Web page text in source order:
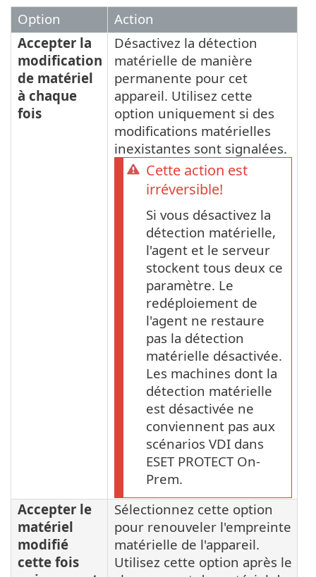
Option
Action
Accepter la
modification
de matériel
à chaque
fois
Désactivez la détection
matérielle de manière
permanente pour cet
appareil. Utilisez cette
option uniquement si des
modifications matérielles
inexistantes sont signalées.
Cette action est
irréversible!
Si vous désactivez la
détection matérielle,
l'agent et le serveur
stockent tous deux ce
paramètre. Le
redéploiement de
l'agent ne restaure
pas la détection
matérielle désactivée.
Les machines dont la
détection matérielle
est désactivée ne
conviennent pas aux
scénarios VDI dans
ESET PROTECT On-
Prem.
Accepter le
matériel
modifié
cette fois
Sélectionnez cette option
pour renouveler l'empreinte
matérielle de l'appareil.
Utilisez cette option après le